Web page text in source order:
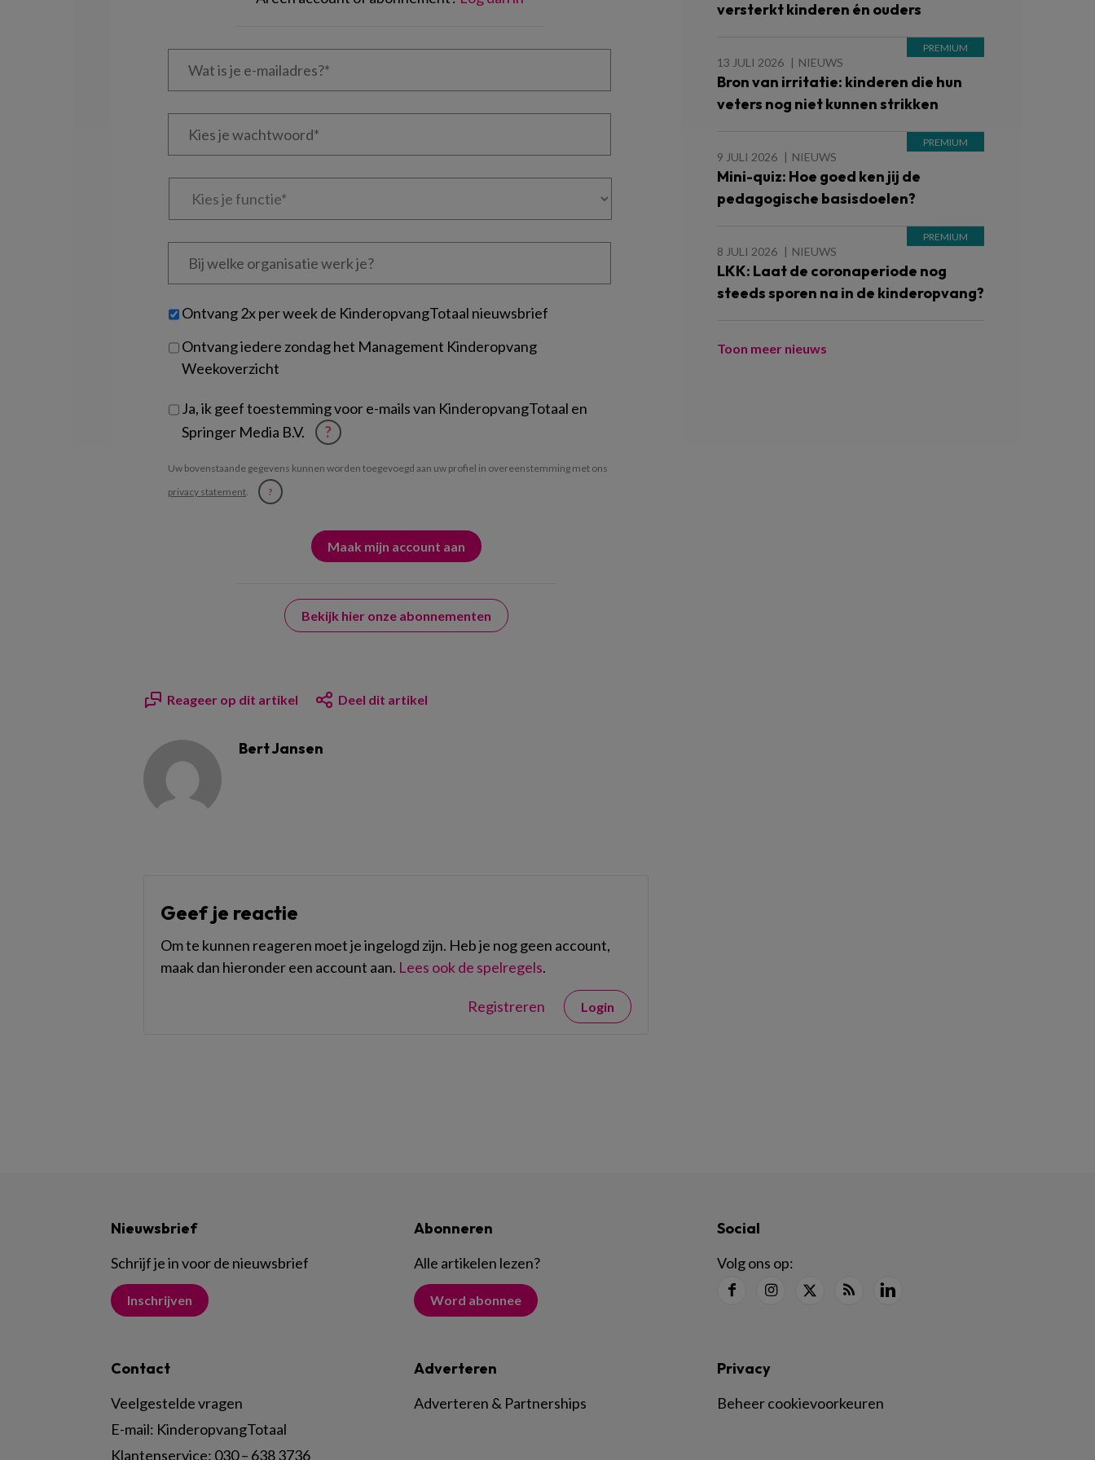
Wat
Kies
Kies
Bij
welke
je?
Untitled
Ontvang 2x per week de KinderopvangTotaal nieuwsbrief
Ontvang iedere zondag het Management Kinderopvang
Weekoverzicht
Ja, ik geef toestemming voor e-mails van KinderopvangTotaal en
Springer Media B.V.
?
Uw bovenstaande gegevens kunnen worden toegevoegd aan uw profiel in overeenstemming met ons
privacy statement. ?
Bekijk hier onze abonnementen
Reageer op dit artikel Deel dit artikel
Bert Jansen
Geef je reactie
Om te kunnen reageren moet je ingelogd zijn. Heb je nog geen account,
maak dan hieronder een account aan. Lees ook de spelregels.
Registreren Login
versterkt kinderen én ouders
13 JULI 2026 NIEUWS
Bron van irritatie: kinderen die hun
veters nog niet kunnen strikken
9 JULI 2026 NIEUWS
Mini-quiz: Hoe goed ken jij de
pedagogische basisdoelen?
8 JULI 2026 NIEUWS
LKK: Laat de coronaperiode nog
steeds sporen na in de kinderopvang?
Toon meer nieuws
Nieuwsbrief
Schrijf je in voor de nieuwsbrief
Inschrijven
Abonneren
Alle artikelen lezen?
Word abonnee
Social
Volg ons op:
Contact
Veelgestelde vragen
E-mail: KinderopvangTotaal
Klantenservice: 030 – 638 3736
Adverteren
Adverteren & Partnerships
Privacy
Beheer cookievoorkeuren